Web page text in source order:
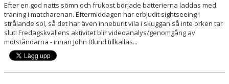
Efter en god natts sömn och frukost började batterierna laddas med
träning i matcharenan. Eftermiddagen har erbjudit sightseeing i
strålande sol, så det har även inneburit vila i skuggan så inte orken tar
slut! Fredagskvällens aktivitet blir videoanalys/genomgång av
motståndarna - innan John Blund tillkallas...